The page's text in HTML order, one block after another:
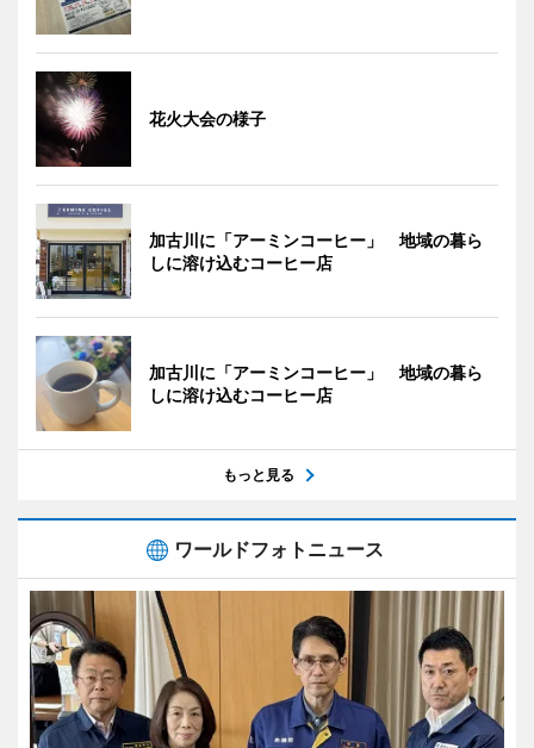
花火大会の様子
加古川に「アーミンコーヒー」 地域の暮ら
しに溶け込むコーヒー店
加古川に「アーミンコーヒー」 地域の暮ら
しに溶け込むコーヒー店
もっと見る
ワールドフォトニュース